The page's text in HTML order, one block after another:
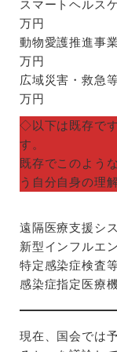
スマート
万円
動物愛
万円
広域災害・救
万円
◇以下は既存で
す。
既存でこのよう
う自分自身の理
遠隔医療支援
新型インフルエ
特定感染
感染症指定
現在、国会では